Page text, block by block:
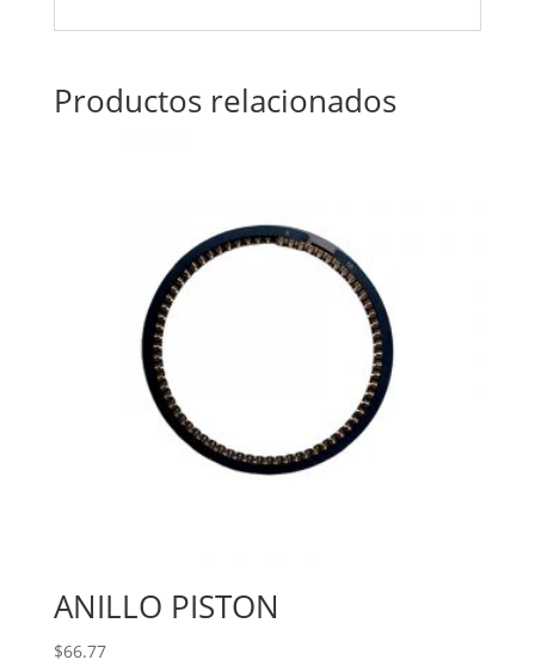
Productos relacionados
ANILLO PISTON
$66.77